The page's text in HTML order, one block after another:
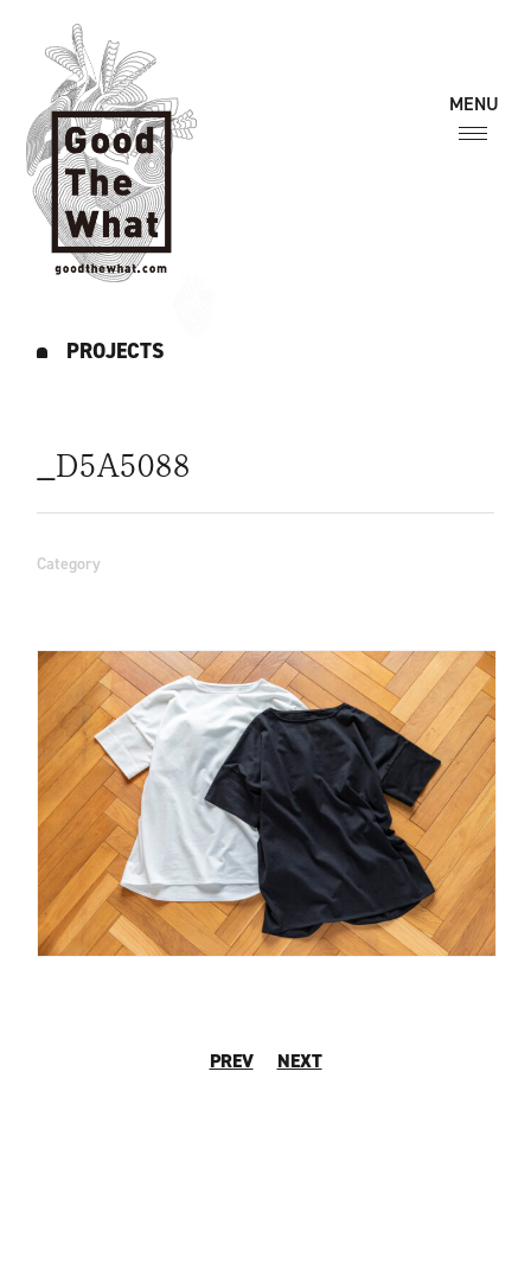
PROJECTS
_D5A5088
Category
PREV NEXT